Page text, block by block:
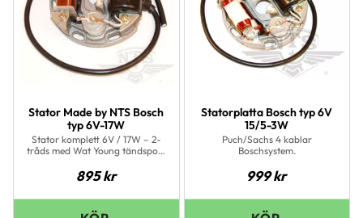
Stator Made by NTS Bosch
typ 6V-17W
Stator komplett 6V / 17W – 2-
tråds med Wat Young tändspole
895kr
Statorplatta Bosch typ 6V
15/5-3W
Puch/Sachs 4 kablar
Boschsystem.
999kr